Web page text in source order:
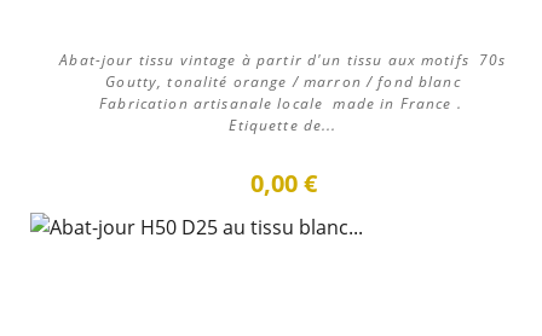
Abat-jour tissu vintage à partir d'un tissu aux motifs 70s
Goutty, tonalité orange / marron / fond blanc
Fabrication artisanale locale made in France .
Etiquette de...
0,00 €